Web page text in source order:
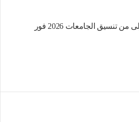
رابط نتيجة المرحلة الأولى من تنسيق الجامعات 2026 فور